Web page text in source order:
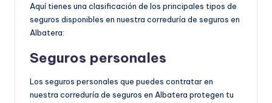
Aquí tienes una clasificación de los principales tipos de
seguros disponibles en nuestra correduría de seguros en
Albatera:
Seguros personales
Los seguros personales que puedes contratar en
nuestra correduría de seguros en Albatera protegen tu